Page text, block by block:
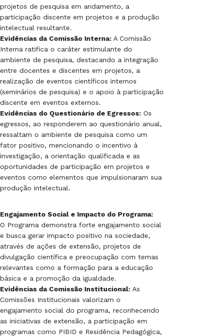
projetos de pesquisa em andamento, a
participação discente em projetos e a produção
intelectual resultante.
Evidências da Comissão Interna: A Comissão
Interna ratifica o caráter estimulante do
ambiente de pesquisa, destacando a integração
entre docentes e discentes em projetos, a
realização de eventos científicos internos
(seminários de pesquisa) e o apoio à participação
discente em eventos externos.
Evidências do Questionário de Egressos: Os
egressos, ao responderem ao questionário anual,
ressaltam o ambiente de pesquisa como um
fator positivo, mencionando o incentivo à
investigação, a orientação qualificada e as
oportunidades de participação em projetos e
eventos como elementos que impulsionaram sua
produção intelectual.
Engajamento Social e Impacto do Programa:
O Programa demonstra forte engajamento social
e busca gerar impacto positivo na sociedade,
através de ações de extensão, projetos de
divulgação científica e preocupação com temas
relevantes como a formação para a educação
básica e a promoção da igualdade.
Evidências da Comissão Institucional: As
Comissões Institucionais valorizam o
engajamento social do programa, reconhecendo
as iniciativas de extensão, a participação em
programas como PIBID e Residência Pedagógica,